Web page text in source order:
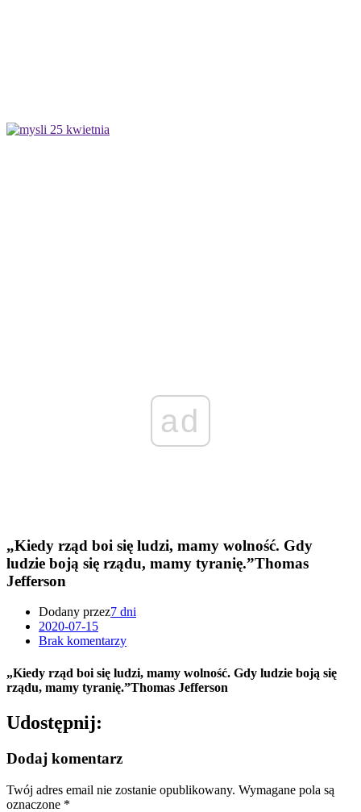
ad
„Kiedy rząd boi się ludzi, mamy wolność. Gdy
ludzie boją się rządu, mamy tyranię.”Thomas
Jefferson
Dodany przez7 dni
2020-07-15
Brak komentarzy
„Kiedy rząd boi się ludzi, mamy wolność. Gdy ludzie boją się
rządu, mamy tyranię.”Thomas Jefferson
Udostępnij:
Dodaj komentarz
Twój adres email nie zostanie opublikowany. Wymagane pola są
oznaczone *